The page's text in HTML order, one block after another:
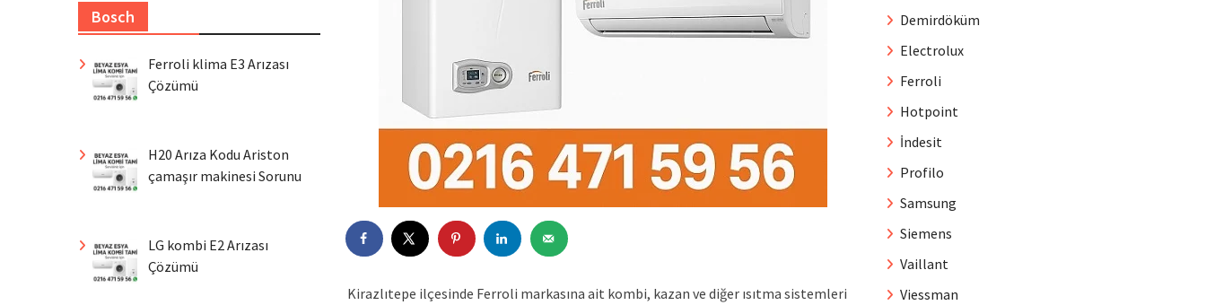
Kirazlıtepe ilçesinde Ferroli markasına ait kombi, kazan ve diğer ısıtma sistemleri
Demirdöküm
Electrolux
Ferroli
Hotpoint
İndesit
Profilo
Samsung
Siemens
Vaillant
Viessman
Bosch
Ferroli klima E3 Arızası
Çözümü
H20 Arıza Kodu Ariston
çamaşır makinesi Sorunu
LG kombi E2 Arızası
Çözümü